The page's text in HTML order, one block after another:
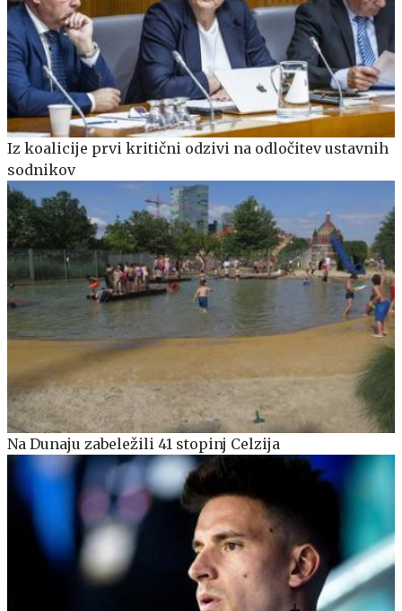
Iz koalicije prvi kritični odzivi na odločitev ustavnih
sodnikov
Na Dunaju zabeležili 41 stopinj Celzija